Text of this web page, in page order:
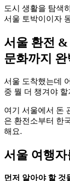
도시 생활을 탐색
서울 토박이이자
서울 환전
문화까지 완
서울 도착했는데
중 뭘 더 챙겨야
여기 서울에서 돈
은 환전소부터 한
해요.
서울 여행
먼저 알아야 할 것